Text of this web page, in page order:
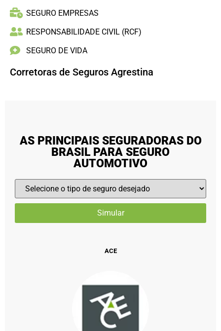
SEGURO EMPRESAS
RESPONSABILIDADE CIVIL (RCF)
SEGURO DE VIDA
Corretoras de Seguros Agrestina
AS PRINCIPAIS SEGURADORAS DO
BRASIL PARA SEGURO
AUTOMOTIVO
ACE